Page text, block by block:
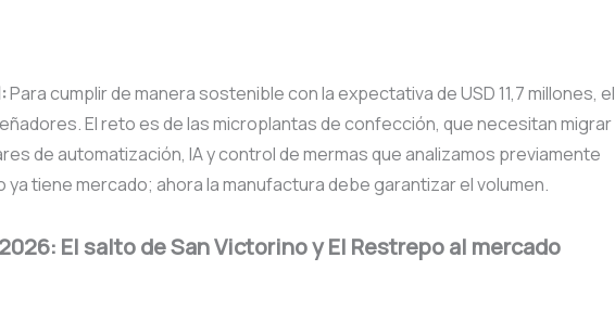
Para cumplir de manera sostenible con la expectativa de USD 11,7 millones, el
El reto es de las microplantas de confección, que necesitan migrar
de automatización, IA y control de mermas que analizamos previamente
ya tiene mercado; ahora la manufactura debe garantizar el volumen.
El salto de San Victorino y El Restrepo al mercado